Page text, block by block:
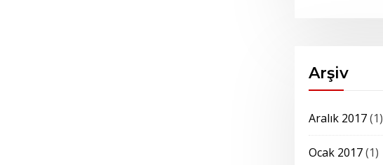
Arşiv
Aralık 2017(1)
Ocak 2017(1)